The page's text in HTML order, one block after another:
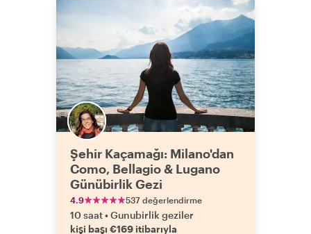
Şehir Kaçamağı: Milano'dan
Como, Bellagio & Lugano
Günübirlik Gezi
4.9 537 değerlendirme
10 saat•Gunubirlik geziler
kişi başı €169 itibarıyla